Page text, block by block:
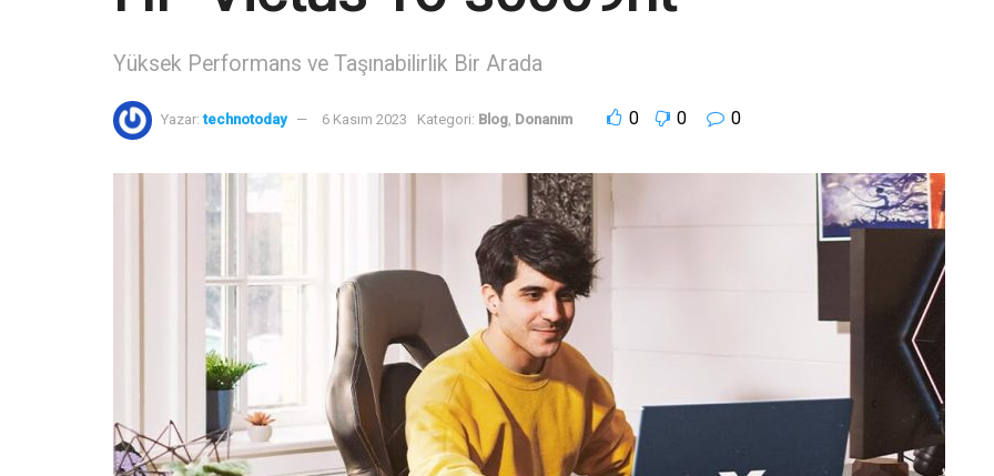
Yüksek Performans ve Taşınabilirlik Bir Arada
Yazar: technotoday 6 Kasım 2023 Kategori: Blog, Donanım 0 0 0